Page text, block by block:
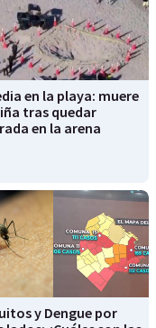
en la playa: muere
tras quedar
en la arena
y Dengue por